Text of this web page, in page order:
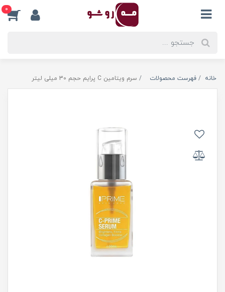
0
خانه فهرست محصولات سرم ویتامین C پرایم حجم 30 میلی لیتر